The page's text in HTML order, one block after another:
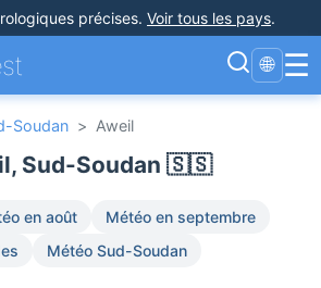
précises. Voir tous les pays.
🌐 ☰
Soudan > Aweil
Sud-Soudan 🇸🇸
en août
Météo en septembre
Météo Sud-Soudan